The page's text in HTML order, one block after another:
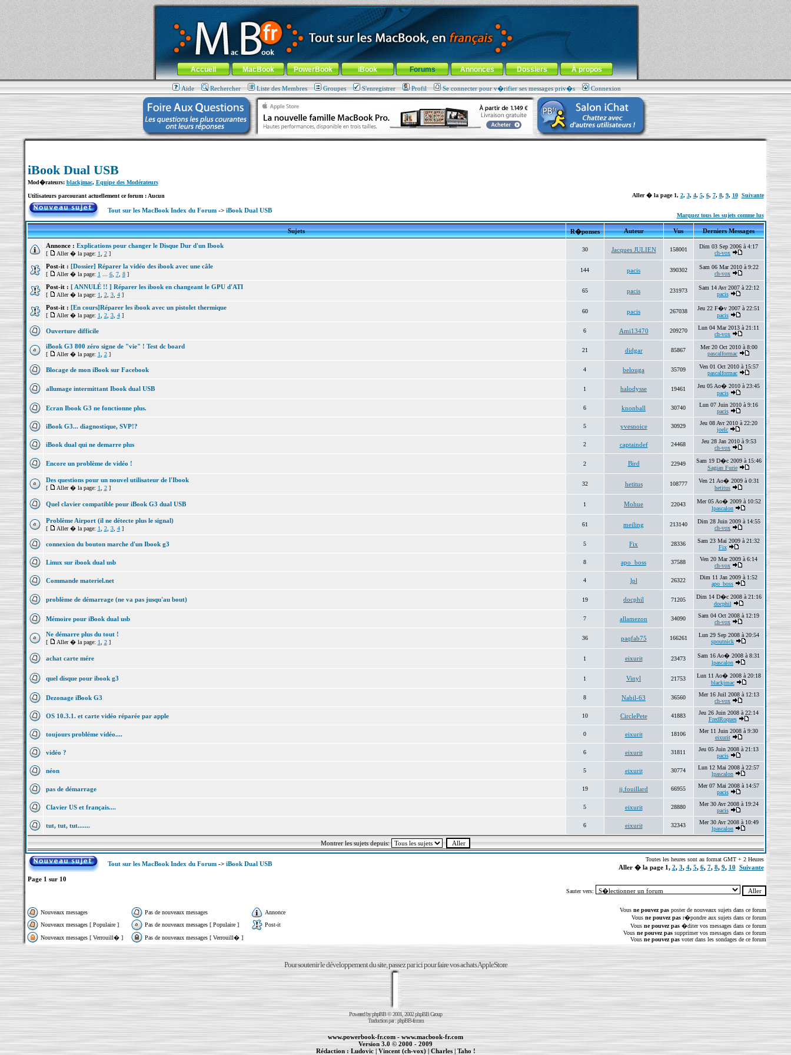
MacBook-fr.com : 100% Apple... 100% nomade !
Aller au contenu-Aller au menu général-Aller au menu de la rubrique
Menu général
Accueil MacBook PowerBook iBook Forums Annonces Dossiers À propos
Aide Rechercher Liste des Membres Groupes S'enregistrer Profil Se connecter pour v�rifier ses messages priv�s Connexion
iBook Dual USB
Mod�rateurs: blackjmac, Equipe des Modérateurs
Utilisateurs parcourant actuellement ce forum : Aucun Aller � la page 1, 2, 3, 4, 5, 6, 7, 8, 9, 10 Suivante
Tout sur les MacBook Index du Forum-> iBook Dual USB
Marquez tous les sujets comme lus
Sujets R�ponses Auteur Vus Derniers Messages
Annonce : Explications pour changer le Disque Dur d'un Ibook
[ Aller � la page: 1 2]
30 Jacques JULIEN 158001
Dim 03 Sep 2006 à 4:17
ch-vox
Post-it : [Dossier] Réparer la vidéo des ibook avec une câle
[ Aller � la page: 1 6, 7, 8]
144 pacis 390302
Sam 06 Mar 2010 à 9:22
ch-vox
Post-it : [ ANNULÉ !! ] Réparer les ibook en changeant le GPU d'ATI
[ Aller � la page: 1 2, 3, 4]
65 pacis 231973
Sam 14 Avr 2007 à 22:12
pacis
Post-it : [En cours]Réparer les ibook avec un pistolet thermique
[ Aller � la page: 1 2, 3, 4]
60 pacis 267038
Jeu 22 F�v 2007 à 22:51
pacis
Ouverture difficile 6 Ami13470 209270
Lun 04 Mar 2013 à 21:11
ch-vox
iBook G3 800 zéro signe de "vie" ! Test dc board
[ Aller � la page: 1 2]
21 didgar 85867
Mer 20 Oct 2010 à 8:00
pascalformac
Blocage de mon iBook sur Facebook 4 belouga 35709
Ven 01 Oct 2010 à 15:57
pascalformac
allumage intermittant Ibook dual USB 1 halodysse 19461
Jeu 05 Ao� 2010 à 23:45
pacis
Ecran Ibook G3 ne fonctionne plus. 6 knonball 30740
Lun 07 Juin 2010 à 9:16
pacis
iBook G3... diagnostique, SVP!? 5 yvesnoice 30929
Jeu 08 Avr 2010 à 22:20
joelc
iBook dual qui ne demarre plus 2 captaindef 24468
Jeu 28 Jan 2010 à 9:53
ch-vox
Encore un problème de vidéo ! 2 Bird 22949
Sam 19 D�c 2009 à 15:46
Sagian Furie
Des questions pour un nouvel utilisateur de l'Ibook
[ Aller � la page: 1 2]
32 hetitus 108777
Ven 21 Ao� 2009 à 0:31
hetitus
Quel clavier compatible pour iBook G3 dual USB 1 Mohue 22043
Mer 05 Ao� 2009 à 10:52
lpascalon
Problème Airport (il ne détecte plus le signal)
[ Aller � la page: 1 2, 3, 4]
61 meiling 213140
Dim 28 Juin 2009 à 14:55
ch-vox
connexion du bouton marche d'un Ibook g3 5 Fix 28336
Sam 23 Mai 2009 à 21:32
Fix
Linux sur ibook dual usb 8 apo_boss 37588
Ven 20 Mar 2009 à 6:14
ch-vox
Commande materiel.net 4 lpl 26322
Dim 11 Jan 2009 à 1:52
apo_boss
problème de démarrage (ne va pas jusqu'au bout) 19 docphil 71205
Dim 14 D�c 2008 à 21:16
docphil
Mémoire pour iBook dual usb 7 allamezon 34090
Sam 04 Oct 2008 à 12:19
ch-vox
Ne démarre plus du tout !
[ Aller � la page: 1 2]
36 paqfab75 166261
Lun 29 Sep 2008 à 20:54
spoutnick
achat carte mére 1 eixurit 23473
Sam 16 Ao� 2008 à 8:31
lpascalon
quel disque pour ibook g3 1 Vinyl 21753
Lun 11 Ao� 2008 à 20:18
blackjmac
Dezonage iBook G3 8 Nabil-63 36560
Mer 16 Juil 2008 à 12:13
ch-vox
OS 10.3.1. et carte vidéo réparée par apple 10 CirclePete 41883
Jeu 26 Juin 2008 à 22:14
FredRoques
toujours probléme vidéo.... 0 eixurit 18106
Mer 11 Juin 2008 à 9:30
eixurit
vidéo ? 6 eixurit 31811
Jeu 05 Juin 2008 à 21:13
pacis
néon 5 eixurit 30774
Lun 12 Mai 2008 à 22:57
lpascalon
pas de démarrage 19 jj.fouillard 66955
Mer 07 Mai 2008 à 14:57
pacis
Clavier US et français.... 5 eixurit 28880
Mer 30 Avr 2008 à 19:24
pacis
tut, tut, tut....... 6 eixurit 32343
Mer 30 Avr 2008 à 10:49
lpascalon
Montrer les sujets depuis:
Tout sur les MacBook Index du Forum-> iBook Dual USB
Toutes les heures sont au format GMT + 2 Heures
Aller � la page 1, 2, 3, 4, 5, 6, 7, 8, 9, 10 Suivante
Page 1 sur 10
Sauter vers:
Nouveaux messages Pas de nouveaux messages
Annonce
Nouveaux messages [ Populaire ]
Pas de nouveaux messages [ Populaire ]
Post-it
Nouveaux messages [ Verrouill� ]
Pas de nouveaux messages [ Verrouill� ]
Vous ne pouvez pasposter de nouveaux sujets dans ce forum
Vous ne pouvez pasr�pondre aux sujets dans ce forum
Vous ne pouvez pas�diter vos messages dans ce forum
Vous ne pouvez passupprimer vos messages dans ce forum
Vous ne pouvez pasvoter dans les sondages de ce forum
Pour soutenir le développement du site, passez par ici pour faire vos achats AppleStore
Powered byphpBB© 2001, 2002 phpBB Group
Traduction par :phpBB-fr.com
www.powerbook-fr.com-www.macbook-fr.com
Version 3.0 © 2000 - 2009
Rédaction :Ludovic|Vincent (ch-vox)| Charles|Taho !